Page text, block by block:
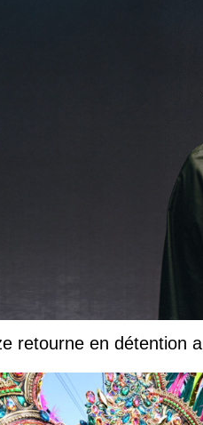
retourne en détention